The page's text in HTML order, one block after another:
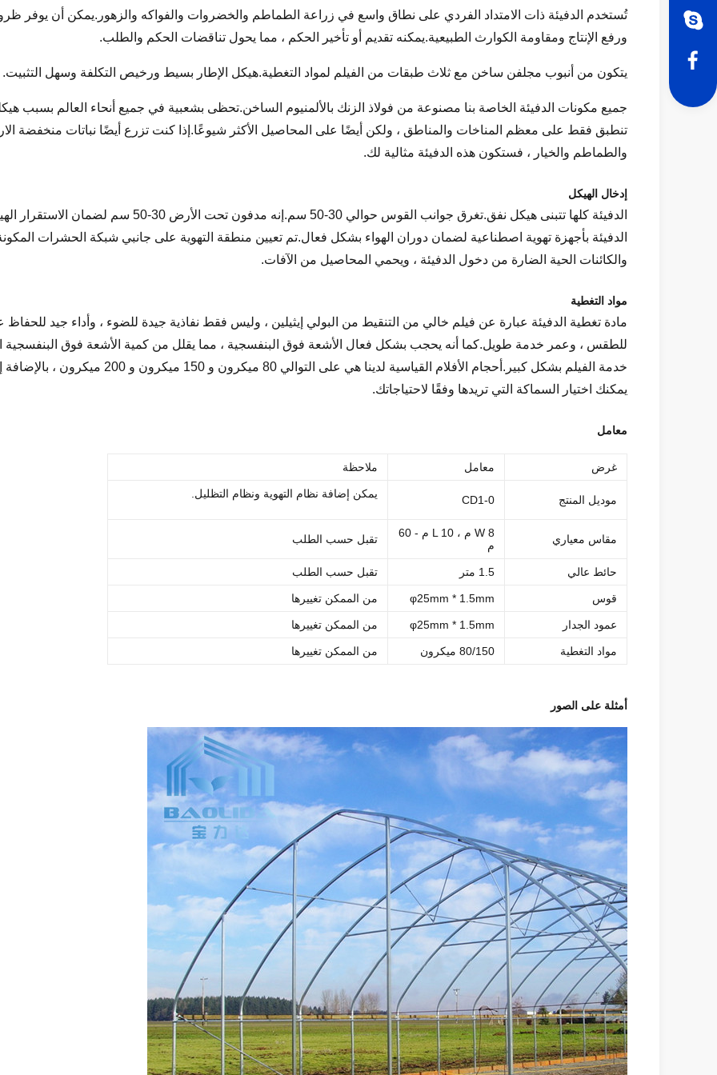
تُستخدم الدفيئة ذات الامتداد الفردي على نطاق واسع في زراعة الطماطم والخضروات والفواكه والزهور.يمكن أن يوفر
ورفع الإنتاج ومقاومة الكوارث الطبيعية.يمكنه تقديم أو تأخير الحكم ، مما يحول تناقضات الحكم والطلب.
يتكون من أنبوب مجلفن ساخن مع ثلاث طبقات من الفيلم لمواد التغطية.هيكل الإطار بسيط ورخيص التكلفة وسهل التثبيت.
جميع مكونات الدفيئة الخاصة بنا مصنوعة من فولاذ الزنك بالألمنيوم الساخن.تحظى بشعبية في جميع أنحاء العالم بسبب
تنطبق فقط على معظم المناخات والمناطق ، ولكن أيضًا على المحاصيل الأكثر شيوعًا.إذا كنت تزرع أيضًا نباتات منخفضة
والطماطم والخيار ، فستكون هذه الدفيئة مثالية لك.
إدخال الهيكل
الدفيئة كلها تتبنى هيكل نفق.تغرق جوانب القوس
والكائنات الحية الضارة من دخول الدفيئة ، ويحمي المحاصيل من الآفات.
مواد التغطية
مادة تغطية الدفيئة عبارة عن فيلم خالي من التنقيط من البولي إيثيلين ، وليس فقط نفاذية جيدة للضوء ، وأداء جيد
للطقس ، وعمر خدمة طويل.كما أنه يحجب بشكل فعال الأشعة فوق البنفسجية ، مما يقلل من كمية الأشعة فوق البنفسجية
خدمة الفيلم بشكل كبير.أحجام الأفلام
يمكنك اختيار السماكة التي تريدها وفقًا لاحتياجاتك.
معامل
غرض معامل ملاحظة
موديل المنتج CD1-0 يمكن إضافة نظام التهوية ونظام التظليل.
مقاس معياري
W 8 م ، L 10 م - 60
م
تقبل حسب الطلب
حائط عالي 1.5 متر تقبل حسب الطلب
قوس φ25mm * 1.5mm من الممكن تغييرها
عمود الجدار φ25mm * 1.5mm من الممكن تغييرها
مواد التغطية 80/150 ميكرون من الممكن تغييرها
أمثلة على الصور